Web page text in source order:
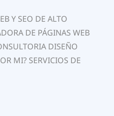
Y SEO DE ALTO
DE PÁGINAS WEB
DISEÑO
MI? SERVICIOS DE